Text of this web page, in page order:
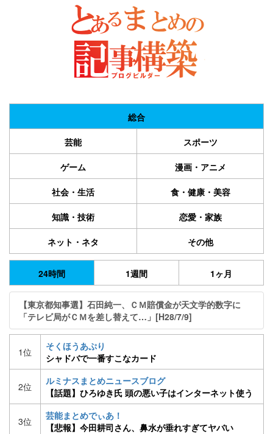
総合
芸能 スポーツ
ゲーム 漫画・アニメ
社会・生活 食・健康・美容
知識・技術 恋愛・家族
ネット・ネタ その他
24時間 1週間 1ヶ月
【東京都知事選】石田純一、ＣＭ賠償金が天文学的数字に
「テレビ局がＣＭを差し替えて…」[H28/7/9]
1位
そくほうあぷり
シャドバで一番すこなカード
WWWWWWWWWWWWWW
2位
ルミナスまとめニュースブログ
【話題】ひろゆき氏 頭の悪い子はインターネット使う
べきでないと発言 [08/23]
3位
芸能まとめでぃあ！
【悲報】今田耕司さん、鼻水が垂れすぎてヤバい